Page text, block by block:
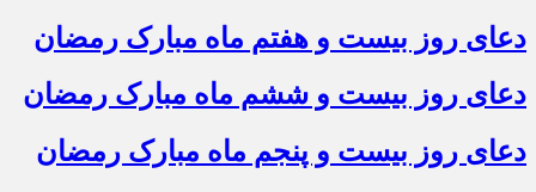
دعای روز بیست و هفتم ماه مبارک رمضان
دعای روز بیست و ششم ماه مبارک رمضان
دعای روز بیست و پنجم ماه مبارک رمضان